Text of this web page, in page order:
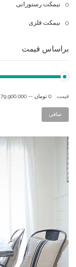
نیمکت رستورانی
نیمکت فلزی
براساس قیمت
صافی
قيمت: 0 تومان — 79,900,000 تومان